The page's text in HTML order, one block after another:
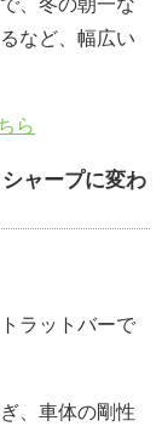
など、幅広い
ら
ャープに変わ
ラットバーで
、車体の剛性